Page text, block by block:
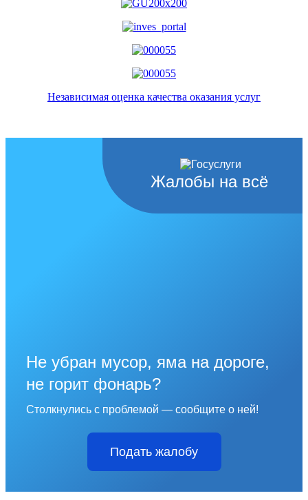
Независимая оценка качества оказания услуг
Жалобы на всё
Не убран мусор, яма на дороге,
не горит фонарь?
Столкнулись с проблемой — сообщите о ней!
Подать жалобу